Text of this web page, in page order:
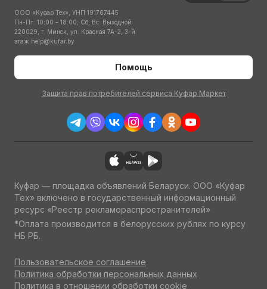
ООО «Куфар Тех», УНП 191767445
Пн-Пт: 10:00 – 18:00; Сб, Вс: Выходной
220029, г. Минск, ул. Красная 7А-2, 3-й
этаж help@kufar.by
Помощь
Защита прав потребителей сервиса Куфар Маркет
Куфар — площадка объявлений Беларуси. ООО «Куфар
Тех» включено в государственный информационный
ресурс «Реестр рекламораспространителей»
*Оплата производится в белорусских рублях по курсу
НБ РБ.
Пользовательское соглашение
Политика обработки персональных данных
Политика в отношении обработки cookie